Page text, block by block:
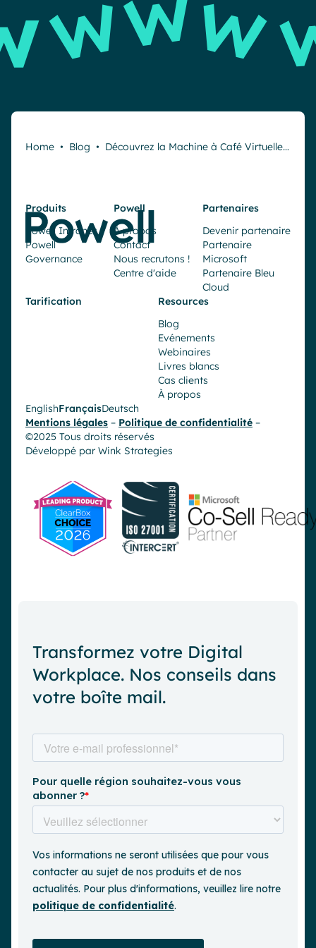
Home • Blog • Découvrez la Machine à Café Virtuelle…
Produits
Powell Intranet
Powell
Governance
Powell
À propos
Contact
Nous recrutons !
Centre d'aide
Partenaires
Devenir partenaire
Partenaire
Microsoft
Partenaire Bleu
Cloud
Tarification
Resources
Blog
Evénements
Webinaires
Livres blancs
Cas clients
À propos
EnglishFrançaisDeutsch
Mentions légales – Politique de confidentialité –
©2025 Tous droits réservés
Développé par Wink Strategies
Transformez votre Digital
Workplace. Nos conseils dans
votre boîte mail.